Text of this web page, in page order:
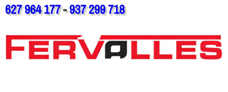
627 964 177-937 299 718